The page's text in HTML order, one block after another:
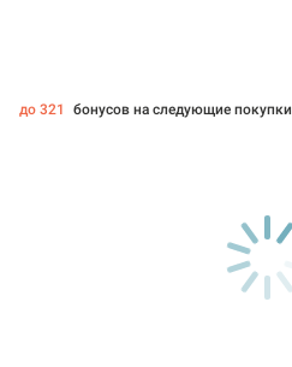
до 321 бонусов на следующие покупки